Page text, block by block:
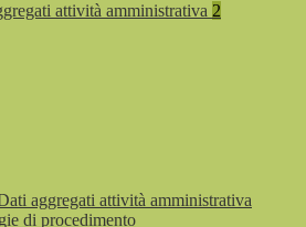
attività amministrativa 2
aggregati attività amministrativa
di procedimento